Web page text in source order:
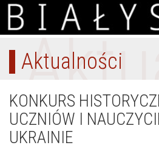
Aktualności
KONKURS
UCZNIÓW I
UKRAINIE